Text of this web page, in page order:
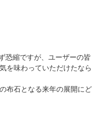
恐縮ですが、ユーザーの皆
を味わっていただけたなら
布石となる来年の展開にど